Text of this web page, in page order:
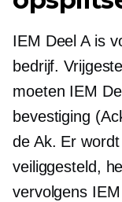
IEM Deel A is
bedrijf.
moeten IEM
bevestiging
de Ak. Er
veiliggesteld,
vervolgens